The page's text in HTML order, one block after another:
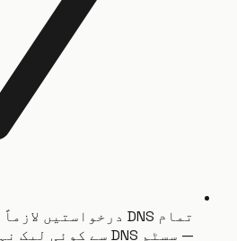
— سسٹم DNS سے کوئی لیک نہیں۔